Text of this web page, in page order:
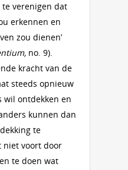
verenigen dat
erkennen en
zou dienen’
no. 9).
kracht van de
steeds opnieuw
wil ontdekken en
kunnen dan
te
niet voort door
te doen wat